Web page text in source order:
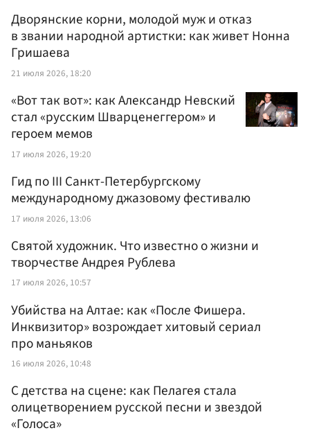
Дворянские корни, молодой муж и отказ
в звании народной артистки: как живет Нонна
Гришаева
21 июля 2026, 18:20
«Вот так вот»: как Александр Невский
стал «русским Шварценеггером» и
героем мемов
17 июля 2026, 19:20
Гид по III Санкт-Петербургскому
международному джазовому фестивалю
17 июля 2026, 13:06
Святой художник. Что известно о жизни и
творчестве Андрея Рублева
17 июля 2026, 10:57
Убийства на Алтае: как «После Фишера.
Инквизитор» возрождает хитовый сериал
про маньяков
16 июля 2026, 10:48
С детства на сцене: как Пелагея стала
олицетворением русской песни и звездой
«Голоса»